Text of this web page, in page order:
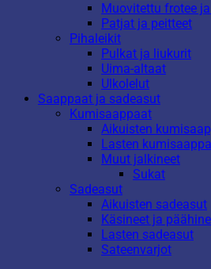
Muovitettu frotee
Patjat ja peitteet
Pihaleikit
Pulkat ja liukurit
Uima-altaat
Ulkolelut
Saappaat ja sadeasut
Kumisaappaat
Aikuisten
Lasten
Muut jalkineet
Sukat
Sadeasut
Aikuisten sadeasut
Käsineet ja
Lasten sadeasut
Sateenvarjot